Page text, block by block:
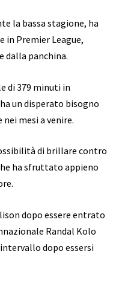
la bassa stagione, ha
Premier League,
dalla panchina.
di 379 minuti in
un disperato bisogno
mesi a venire.
di brillare contro
ha sfruttato appieno
dopo essere entrato
Randal Kolo
dopo essersi